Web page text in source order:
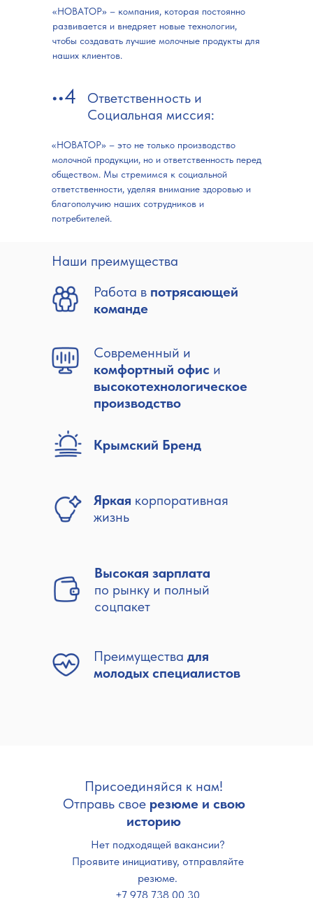
«НОВАТОР» – компания, которая постоянно
развивается и внедряет новые технологии,
чтобы создавать лучшие молочные продукты для
наших клиентов.
Ответственность и
Социальная миссия:
«НОВАТОР» – это не только производство
молочной продукции, но и ответственность перед
обществом. Мы стремимся к социальной
ответственности, уделяя внимание здоровью и
благополучию наших сотрудников и
потребителей.
••4
Наши преимущества
Работа в потрясающей
команде
Яркая корпоративная
жизнь
Преимущества для
молодых специалистов
Современный и
комфортный офис и
высокотехнологическое
производство
Высокая зарплата
по рынку и полный
соцпакет
Крымский Бренд
Присоединяйся к нам!
Отправь свое резюме и свою
историю
Нет подходящей вакансии?
Проявите инициативу, отправляйте
резюме.
+7 978 738 00 30